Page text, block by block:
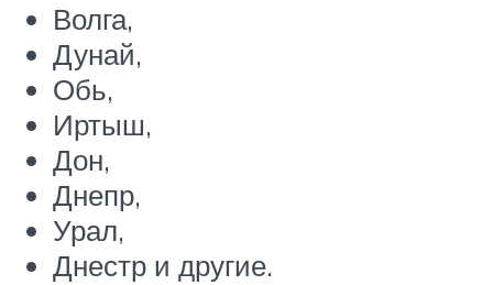
Волга,
Дунай,
Обь,
Иртыш,
Дон,
Днепр,
Урал,
Днестр и другие.